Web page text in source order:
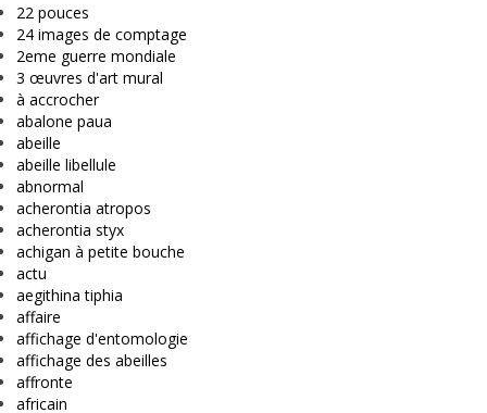
22 pouces
24 images de comptage
2eme guerre mondiale
3 œuvres d'art mural
à accrocher
abalone paua
abeille
abeille libellule
abnormal
acherontia atropos
acherontia styx
achigan à petite bouche
actu
aegithina tiphia
affaire
affichage d'entomologie
affichage des abeilles
affronte
africain